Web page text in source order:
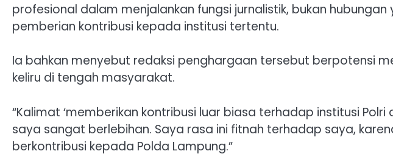
profesional dalam menjalankan fungsi jurnalistik, bukan
pemberian kontribusi kepada institusi tertentu.
Ia bahkan menyebut redaksi penghargaan tersebut berpotensi
keliru di tengah masyarakat.
“Kalimat ‘memberikan kontribusi luar biasa terhadap institusi Polri
saya sangat berlebihan. Saya rasa ini fitnah terhadap saya,
berkontribusi kepada Polda Lampung.”